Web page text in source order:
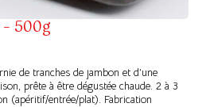
500g
de tranches de jambon et d’une
prête à être dégustée chaude. 2 à 3
(apéritif/entrée/plat). Fabrication